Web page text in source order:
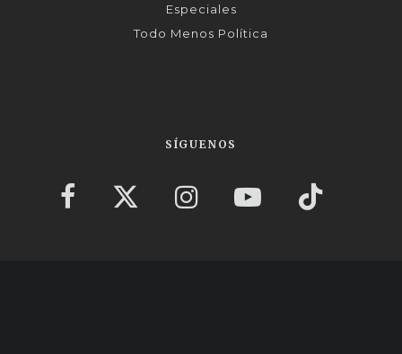
Especiales
Todo Menos Política
SÍGUENOS